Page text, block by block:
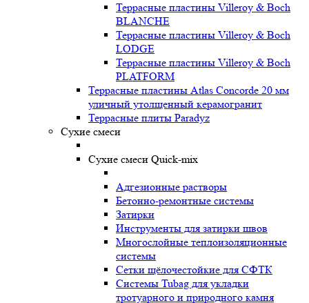
Террасные пластины Villeroy & Boch
BLANCHE
Террасные пластины Villeroy & Boch
LODGE
Террасные пластины Villeroy & Boch
PLATFORM
Террасные пластины Atlas Concorde 20 мм
уличный утолщенный керамогранит
Террасные плиты Paradyz
Сухие смеси
Сухие смеси Quick-mix
Адгезионные растворы
Бетонно-ремонтные системы
Затирки
Инструменты для затирки швов
Многослойные теплоизоляционные
системы
Сетки щёлочестойкие для СФТК
Системы Tubag для укладки
тротуарного и природного камня